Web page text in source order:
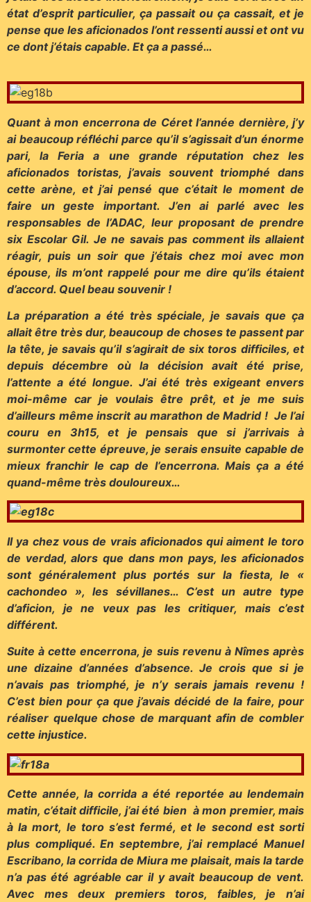
état d’esprit particulier, ça passait ou ça cassait, et je
pense que les aficionados l’ont ressenti aussi et ont vu
ce dont j’étais capable. Et ça a passé…
Quant à mon encerrona de Céret l’année dernière, j’y
ai beaucoup réfléchi parce qu’il s’agissait d’un énorme
pari, la Feria a une grande réputation chez les
aficionados toristas, j’avais souvent triomphé dans
cette arène, et j’ai pensé que c’était le moment de
faire un geste important. J’en ai parlé avec les
responsables de l’ADAC, leur proposant de prendre
six Escolar Gil. Je ne savais pas comment ils allaient
réagir, puis un soir que j’étais chez moi avec mon
épouse, ils m’ont rappelé pour me dire qu’ils étaient
d’accord. Quel beau souvenir !
La préparation a été très spéciale, je savais que ça
allait être très dur, beaucoup de choses te passent par
la tête, je savais qu’il s’agirait de six toros difficiles, et
depuis décembre où la décision avait été prise,
l’attente a été longue. J’ai été très exigeant envers
moi-même car je voulais être prêt, et je me suis
d’ailleurs même inscrit au marathon de Madrid ! Je l’ai
couru en 3h15, et je pensais que si j’arrivais à
surmonter cette épreuve, je serais ensuite capable de
mieux franchir le cap de l’encerrona. Mais ça a été
quand-même très douloureux…
Il ya chez vous de vrais aficionados qui aiment le toro
de verdad, alors que dans mon pays, les aficionados
sont généralement plus portés sur la fiesta, le «
cachondeo », les sévillanes… C’est un autre type
d’aficion, je ne veux pas les critiquer, mais c’est
différent.
Suite à cette encerrona, je suis revenu à Nîmes après
une dizaine d’années d’absence. Je crois que si je
n’avais pas triomphé, je n’y serais jamais revenu !
C’est bien pour ça que j’avais décidé de la faire, pour
réaliser quelque chose de marquant afin de combler
cette injustice.
Cette année, la corrida a été reportée au lendemain
matin, c’était difficile, j’ai été bien à mon premier, mais
à la mort, le toro s’est fermé, et le second est sorti
plus compliqué. En septembre, j’ai remplacé Manuel
Escribano, la corrida de Miura me plaisait, mais la tarde
n’a pas été agréable car il y avait beaucoup de vent.
Avec mes deux premiers toros, faibles, je n’ai